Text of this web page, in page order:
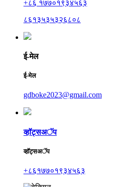
+८६ १७७०१९३४५६३
८६१३५३५३२६८०८
ई-मेल
ई-मेल
gdboke2023@gmail.com
व्हॉट्सअॅप
व्हॉट्सअॅप
+८६१७७०१९३४५६३